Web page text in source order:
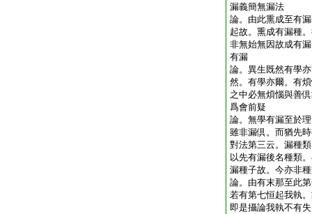
漏義簡無漏法
論。由此熏成至有
起故。熏成有漏種
非無始無因故成有
有漏
論。異生既然有學
然。有學亦爾。有
之中必無煩惱與善
爲會前疑
論。無學有漏至於
雖非漏倶。而猶先
對法第三云。漏種
以先有漏後名種類
漏種子故。今亦非
論。由有末那至此
若有第七恒起我執
即是攝論我執不有